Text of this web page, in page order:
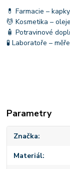
💊 Farmacie –
💆 Kosmetika –
🧴 Potravinové
🧪 Laboratoře –
Parametry
Značka
Materiál